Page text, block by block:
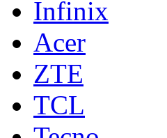
Infinix
Acer
ZTE
TCL